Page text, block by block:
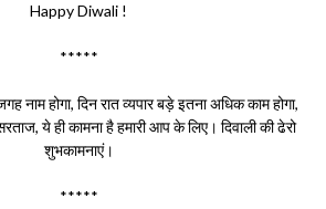
Happy Diwali !
*****
नाम होगा, दिन रात व्यपार बड़े इतना अधिक काम होगा,
ये ही कामना है हमारी आप के लिए। दिवाली की ढेरो
शुभकामनाएं।
*****